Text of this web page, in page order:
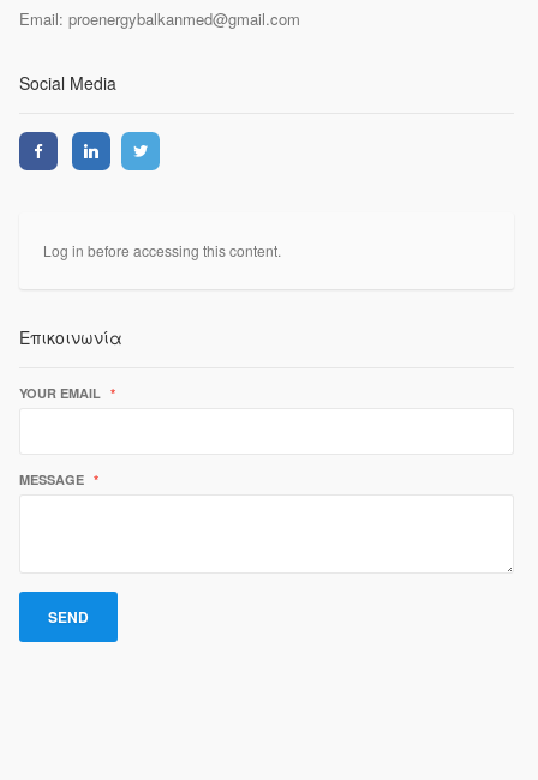
Email: proenergybalkanmed@gmail.com
Social Media
Log in before accessing this content.
Επικοινωνία
YOUR EMAIL *
MESSAGE *